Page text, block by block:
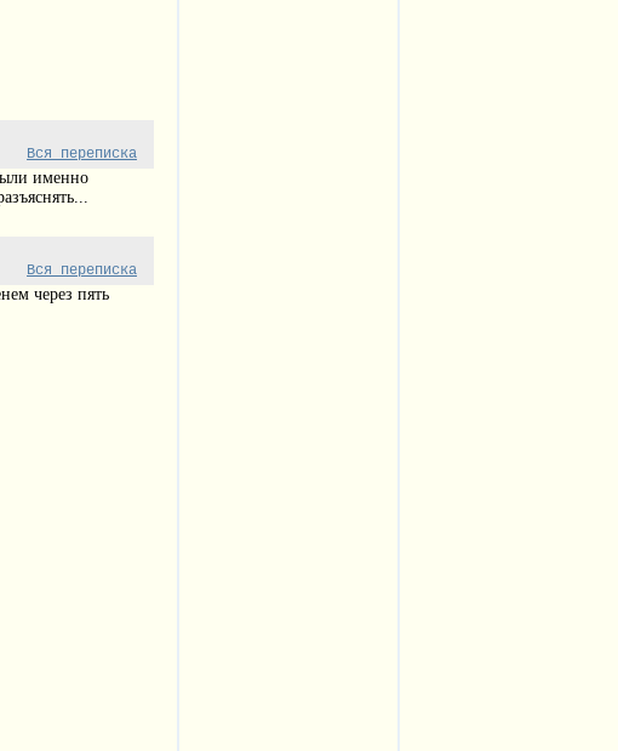
Вся переписка
именно
Вся переписка
через пять